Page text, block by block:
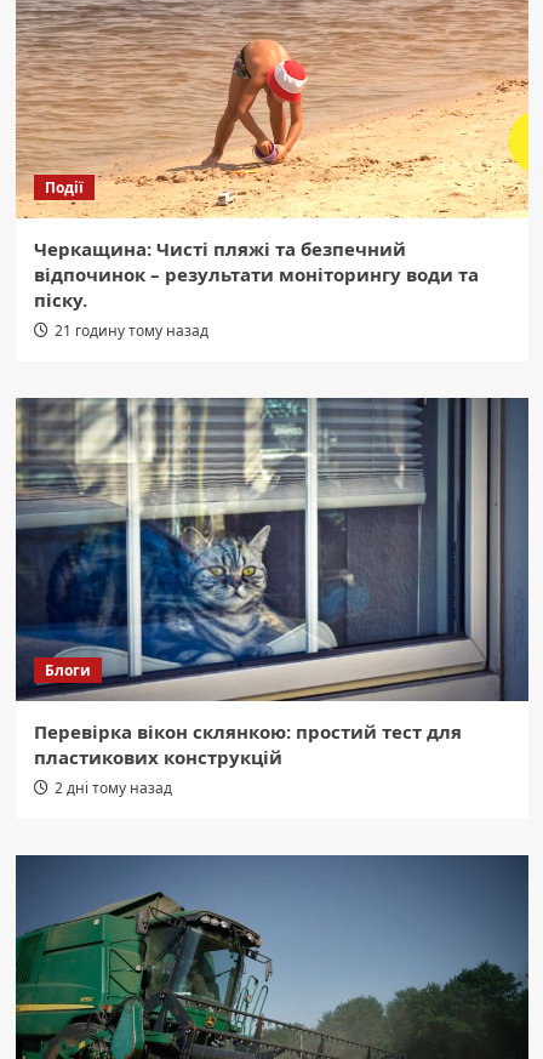
Події
Черкащина: Чисті пляжі та безпечний
відпочинок – результати моніторингу води та
піску.
21 годину тому назад
Блоги
Перевірка вікон склянкою: простий тест для
пластикових конструкцій
2 дні тому назад